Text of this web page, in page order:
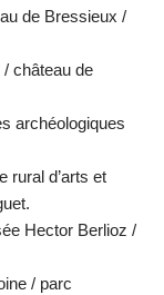
de Bressieux /
château de
archéologiques
rural d’arts et
Hector Berlioz /
/ parc